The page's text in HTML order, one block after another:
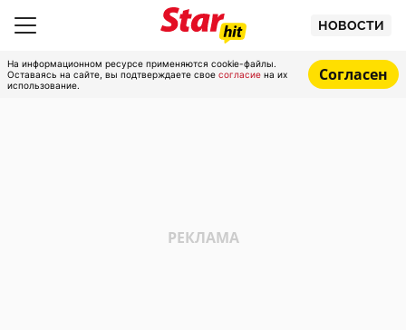
НОВОСТИ
На информационном ресурсе применяются cookie-файлы.
Оставаясь на сайте, вы подтверждаете свое согласие на их
использование.
Согласен